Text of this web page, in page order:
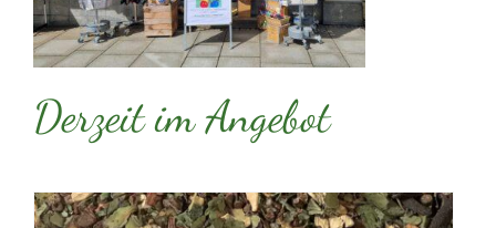
Derzeit im Angebot